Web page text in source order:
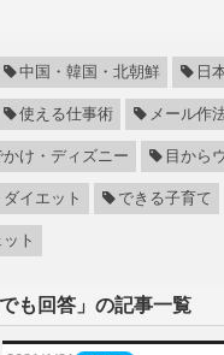
中国・韓国・北朝鮮 日
使える仕事術 メール作
かけ・ディズニー 目から
イエット できる子育て
ト
も回答」の記事一覧